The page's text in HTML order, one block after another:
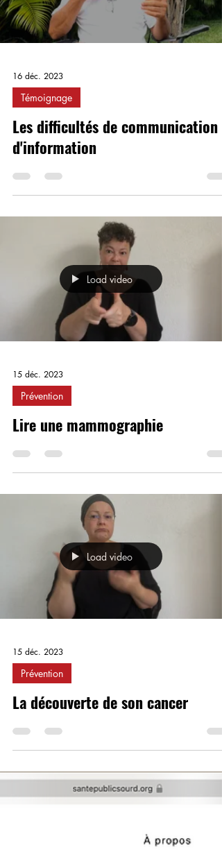
16 déc. 2023
Témoignage
Les difficultés de communication
d'information
Load video
15 déc. 2023
Prévention
Lire une mammographie
Load video
15 déc. 2023
Prévention
La découverte de son cancer